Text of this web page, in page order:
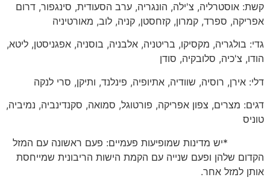
קשת: אוסטרליה, צ'ילה, הונגריה, ערב הסעודית, סינגפור, דרום
אפריקה, ספרד, קמרון, קזחסטן, קניה, לוב, מאורטיניה
גדי: בולגריה, מקסיקו, בריטניה, אלבניה, בוסניה, אפגניסטן, ליטא,
הודו, צ'כיה, סלובקיה, סודן
דלי: אירן, רוסיה, שוודיה, אתיופיה, פינלנד, ותיקן, סרי לנקה
דגים: מצרים, צפון אפריקה, פורטוגל, סמואה, סקנדינביה, נמיביה,
טוניס
*יש מדינות שמופיעות פעמיים: פעם ראשונה עם המזל
הקדום שלהן ופעם שנייה עם הקמת הישות הריבונית שמייחסת
אותן למזל אחר.